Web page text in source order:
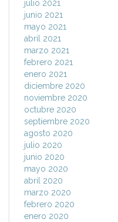
julio 2021
junio 2021
mayo 2021
abril 2021
marzo 2021
febrero 2021
enero 2021
diciembre 2020
noviembre 2020
octubre 2020
septiembre 2020
agosto 2020
julio 2020
junio 2020
mayo 2020
abril 2020
marzo 2020
febrero 2020
enero 2020